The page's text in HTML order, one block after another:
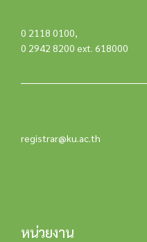
0 2118 0100
0 2942 8200 ext. 618000
registrar@ku.ac.th
หน่วยงาน